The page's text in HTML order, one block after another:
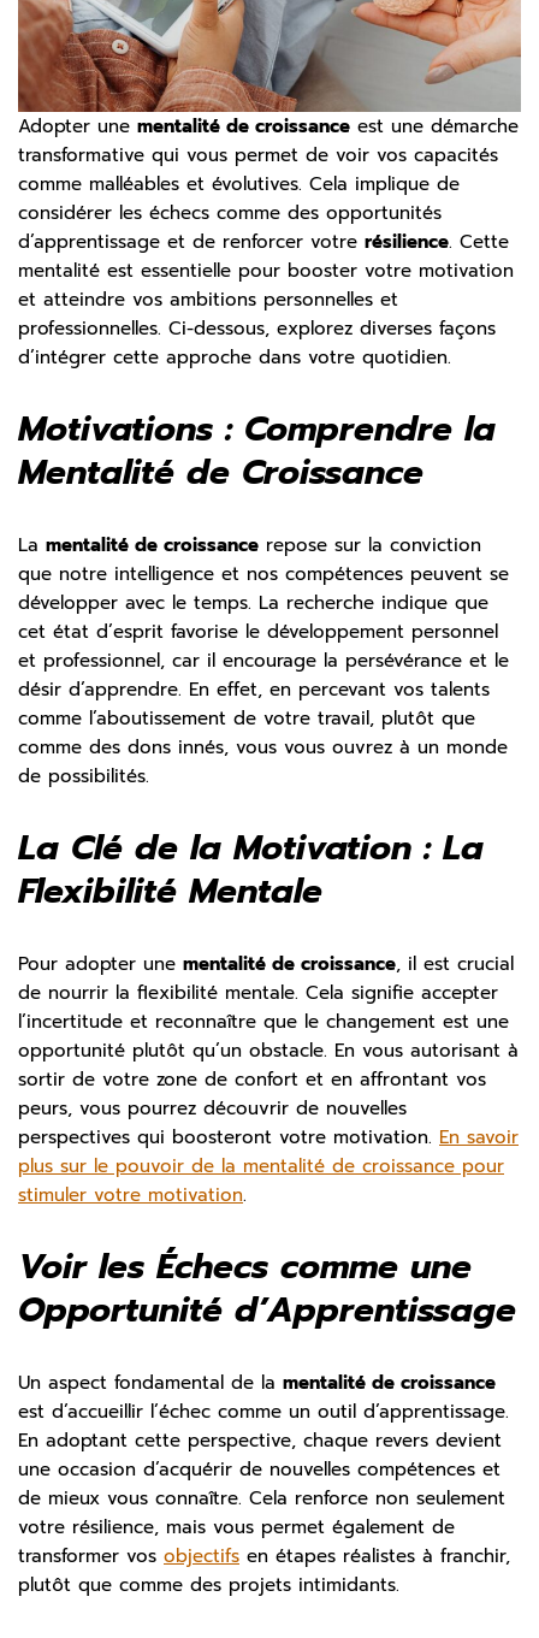
Adopter une mentalité de croissance est une démarche
transformative qui vous permet de voir vos capacités
comme malléables et évolutives. Cela implique de
considérer les échecs comme des opportunités
d’apprentissage et de renforcer votre résilience. Cette
mentalité est essentielle pour booster votre motivation
et atteindre vos ambitions personnelles et
professionnelles. Ci-dessous, explorez diverses façons
d’intégrer cette approche dans votre quotidien.
Motivations : Comprendre la
Mentalité de Croissance
La mentalité de croissance repose sur la conviction
que notre intelligence et nos compétences peuvent se
développer avec le temps. La recherche indique que
cet état d’esprit favorise le développement personnel
et professionnel, car il encourage la persévérance et le
désir d’apprendre. En effet, en percevant vos talents
comme l’aboutissement de votre travail, plutôt que
comme des dons innés, vous vous ouvrez à un monde
de possibilités.
La Clé de la Motivation : La
Flexibilité Mentale
Pour adopter une mentalité de croissance, il est crucial
de nourrir la flexibilité mentale. Cela signifie accepter
l’incertitude et reconnaître que le changement est une
opportunité plutôt qu’un obstacle. En vous autorisant à
sortir de votre zone de confort et en affrontant vos
peurs, vous pourrez découvrir de nouvelles
perspectives qui boosteront votre motivation. En savoir
plus sur le pouvoir de la mentalité de croissance pour
stimuler votre motivation.
Voir les Échecs comme une
Opportunité d’Apprentissage
Un aspect fondamental de la mentalité de croissance
est d’accueillir l’échec comme un outil d’apprentissage.
En adoptant cette perspective, chaque revers devient
une occasion d’acquérir de nouvelles compétences et
de mieux vous connaître. Cela renforce non seulement
votre résilience, mais vous permet également de
transformer vos objectifs en étapes réalistes à franchir,
plutôt que comme des projets intimidants.